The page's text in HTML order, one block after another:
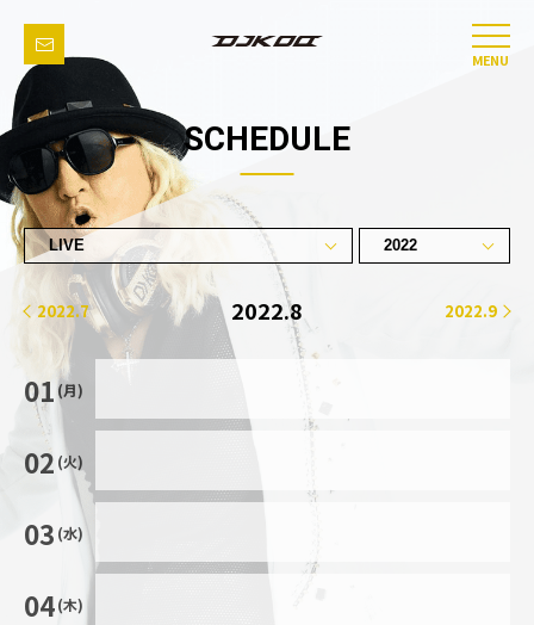
MENU
SCHEDULE
2022.7 2022.8 2022.9
01 (月)
02 (火)
03 (水)
04(木)